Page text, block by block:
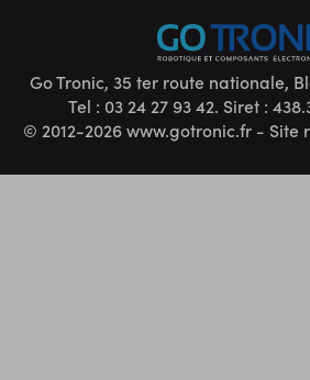
Go Tronic, 35 ter route nationale,
Tel : 03 24 27 93 42. Siret :
© 2012-2026 www.gotronic.fr - Site